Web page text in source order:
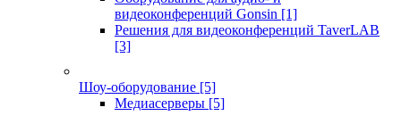
видеоконференций Gonsin [1]
Решения для видеоконференций TaverLAB
[3]
Шоу-оборудование [5]
Медиасерверы [5]